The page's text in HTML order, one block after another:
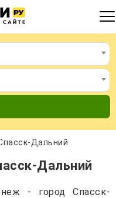
Дальний
Дальний
- город Спасск-